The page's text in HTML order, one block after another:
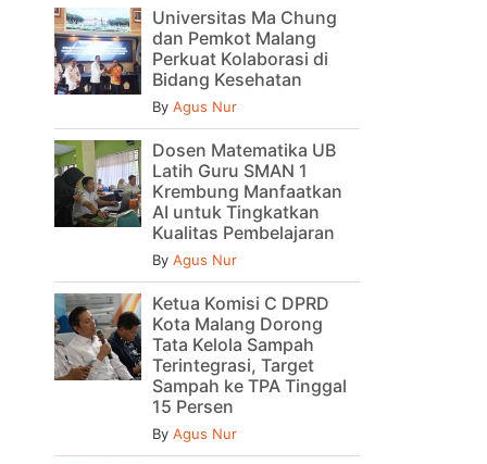
Universitas Ma Chung
dan Pemkot Malang
Perkuat Kolaborasi di
Bidang Kesehatan
By Agus Nur
Dosen Matematika UB
Latih Guru SMAN 1
Krembung Manfaatkan
AI untuk Tingkatkan
Kualitas Pembelajaran
By Agus Nur
Ketua Komisi C DPRD
Kota Malang Dorong
Tata Kelola Sampah
Terintegrasi, Target
Sampah ke TPA Tinggal
15 Persen
By Agus Nur